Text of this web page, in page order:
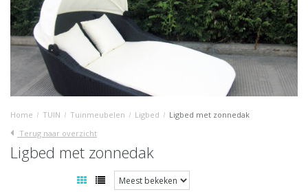
Home / TUIN / Tuinmeubelen / Ligbed / Ligbed met zonnedak
Terug naar overzicht
Ligbed met zonnedak